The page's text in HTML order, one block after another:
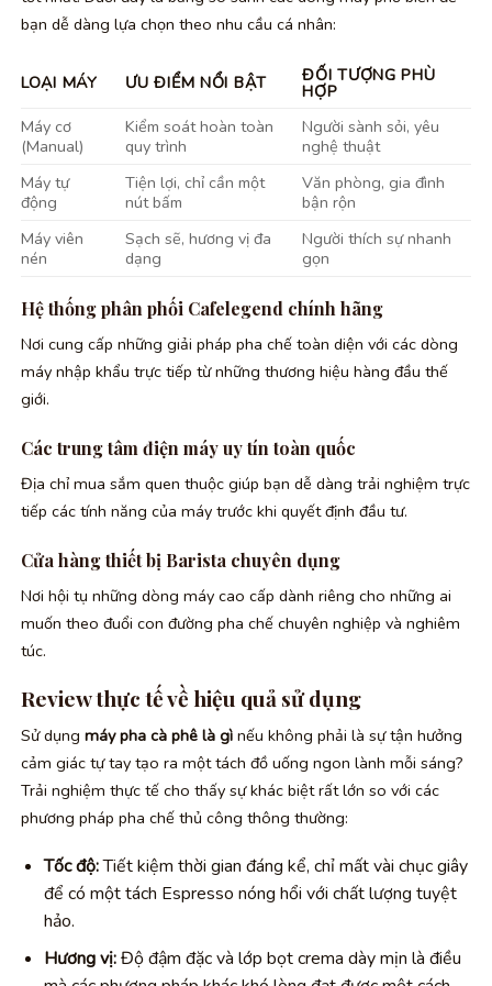
bạn dễ dàng lựa chọn theo nhu cầu cá nhân:
LOẠI MÁY ƯU ĐIỂM NỔI BẬT ĐỐI TƯỢNG PHÙ
HỢP
Máy cơ
(Manual)
Kiểm soát hoàn toàn
quy trình
Người sành sỏi, yêu
nghệ thuật
Máy tự
động
Tiện lợi, chỉ cần một
nút bấm
Văn phòng, gia đình
bận rộn
Máy viên
nén
Sạch sẽ, hương vị đa
dạng
Người thích sự nhanh
gọn
Hệ thống phân phối Cafelegend chính hãng
Nơi cung cấp những giải pháp pha chế toàn diện với các dòng
máy nhập khẩu trực tiếp từ những thương hiệu hàng đầu thế
giới.
Các trung tâm điện máy uy tín toàn quốc
Địa chỉ mua sắm quen thuộc giúp bạn dễ dàng trải nghiệm trực
tiếp các tính năng của máy trước khi quyết định đầu tư.
Cửa hàng thiết bị Barista chuyên dụng
Nơi hội tụ những dòng máy cao cấp dành riêng cho những ai
muốn theo đuổi con đường pha chế chuyên nghiệp và nghiêm
túc.
Review thực tế về hiệu quả sử dụng
Sử dụng máy pha cà phê là gì nếu không phải là sự tận hưởng
cảm giác tự tay tạo ra một tách đồ uống ngon lành mỗi sáng?
Trải nghiệm thực tế cho thấy sự khác biệt rất lớn so với các
phương pháp pha chế thủ công thông thường:
Tốc độ:Tiết kiệm thời gian đáng kể, chỉ mất vài chục giây
để có một tách Espresso nóng hổi với chất lượng tuyệt
hảo.
Hương vị:Độ đậm đặc và lớp bọt crema dày mịn là điều